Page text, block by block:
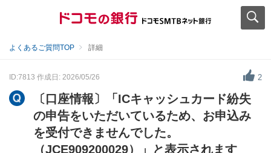
よくあるご質問TOP 詳細
ID:7813 作成日: 2026/05/26 2
〔口座情報〕「ICキャッシュカード紛失
の申告をいただいているため、お申込み
を受付できませんでした。
（JCE909200029）」と表示されます